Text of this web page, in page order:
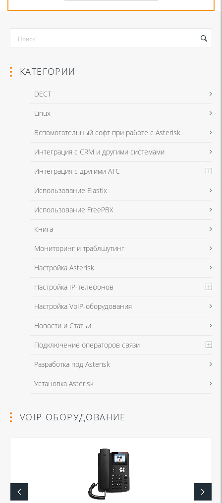
Я даю согласие на обработку моих персональных данных для связи
в соответствии с Политикой в отношении обработки персональных
Я даю согласие на обработку моих персональных данных для связи
в соответствии с Политикой в отношении обработки персональных
КАТЕГОРИИ
DECT
Linux
Вспомогательный софт при работе с Asterisk
Интеграция с CRM и другими системами
Интеграция с другими АТС
Использование Elastix
Использование FreePBX
Книга
Мониторинг и траблшутинг
Настройка Asterisk
Настройка IP-телефонов
Настройка VoIP-оборудования
Новости и Статьи
Подключение операторов связи
Разработка под Asterisk
Установка Asterisk
VOIP ОБОРУДОВАНИЕ